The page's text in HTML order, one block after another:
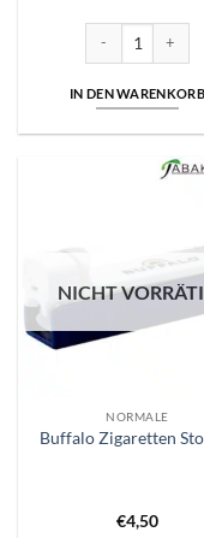
IN DEN WARENKORB
NICHT
NORMALE
Buffalo Zigaretten
€4,50